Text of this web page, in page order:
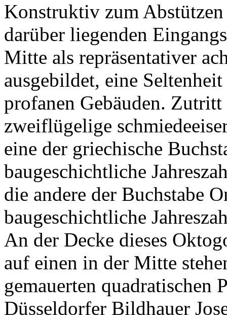
Konstruktiv zum
darüber liegenden
Mitte als repräsentativer
ausgebildet, eine
profanen Gebäuden.
zweiflügelige
eine der griechische
baugeschichtliche
die andere der Buchstabe
baugeschichtliche
An der Decke dieses
auf einen in der Mitte
gemauerten quadratischen
Düsseldorfer Bildhauer